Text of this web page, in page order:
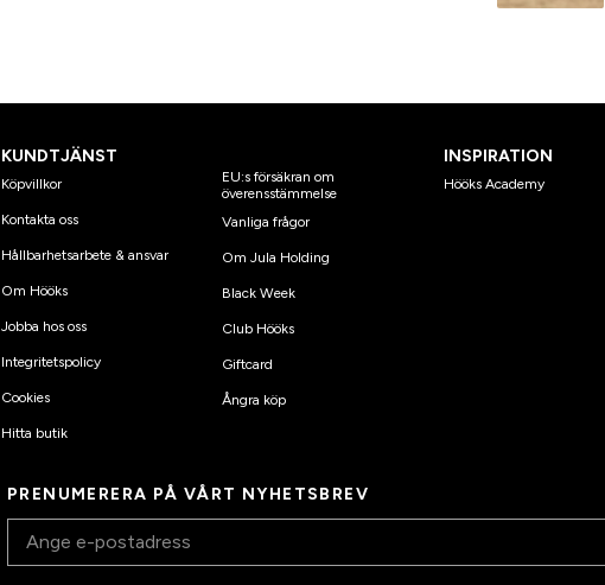
KUNDTJÄNST
Köpvillkor
Kontakta oss
Hållbarhetsarbete & ansvar
Om Hööks
Jobba hos oss
Integritetspolicy
Cookies
Hitta butik
EU:s försäkran om
överensstämmelse
Vanliga frågor
Om Jula Holding
Black Week
Club Hööks
Giftcard
Ångra köp
INSPIRATION
Hööks Academy
PRENUMERERA PÅ VÅRT NYHETSBREV